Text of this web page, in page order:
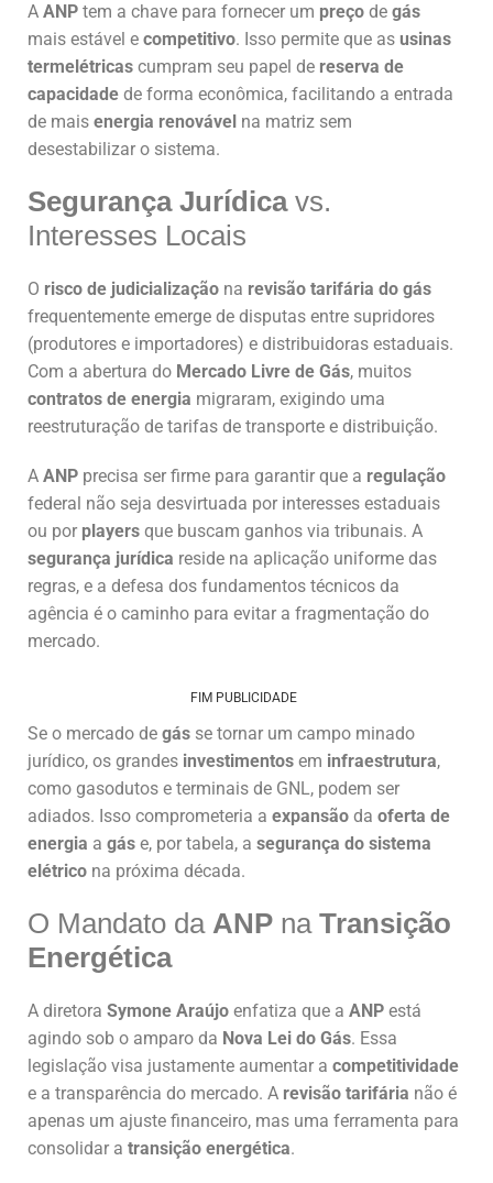
A ANP tem a chave para fornecer um preço de gás
mais estável e competitivo. Isso permite que as usinas
termelétricas cumpram seu papel de reserva de
capacidade de forma econômica, facilitando a entrada
de mais energia renovável na matriz sem
desestabilizar o sistema.
Segurança Jurídicavs.
Interesses Locais
O risco de judicialização na revisão tarifária do gás
frequentemente emerge de disputas entre supridores
(produtores e importadores) e distribuidoras estaduais.
Com a abertura do Mercado Livre de Gás, muitos
contratos de energia migraram, exigindo uma
reestruturação de tarifas de transporte e distribuição.
A ANP precisa ser firme para garantir que a regulação
federal não seja desvirtuada por interesses estaduais
ou por players que buscam ganhos via tribunais. A
segurança jurídica reside na aplicação uniforme das
regras, e a defesa dos fundamentos técnicos da
agência é o caminho para evitar a fragmentação do
mercado.
FIM PUBLICIDADE
Se o mercado de gás se tornar um campo minado
jurídico, os grandes investimentos em infraestrutura,
como gasodutos e terminais de GNL, podem ser
adiados. Isso comprometeria a expansão da oferta de
energia a gás e, por tabela, a segurança do sistema
elétrico na próxima década.
O Mandato da ANP na Transição
Energética
A diretora Symone Araújo enfatiza que a ANP está
agindo sob o amparo da Nova Lei do Gás. Essa
legislação visa justamente aumentar a competitividade
e a transparência do mercado. A revisão tarifária não é
apenas um ajuste financeiro, mas uma ferramenta para
consolidar a transição energética.